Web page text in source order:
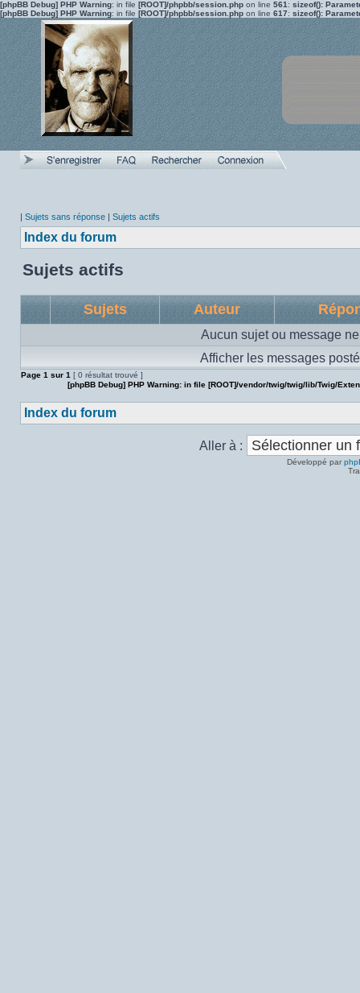
[phpBB Debug] PHP Warning: in file [ROOT]/phpbb/session.php on line 561 : sizeof():
[phpBB Debug] PHP Warning: in file [ROOT]/phpbb/session.php on line 617: sizeof():
| Sujets sans réponse | Sujets actifs
Index du forum
Sujets actifs
Sujets Auteur
Aucun sujet ou message
Afficher les messages
Page 1 sur 1 [ 0 résultat trouvé ]
[phpBB Debug] PHP Warning: in file [ROOT]/vendor/twig/twig/lib/Twig/
Index du forum
Aller à :
Développé par